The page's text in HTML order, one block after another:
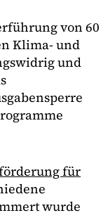
von 60
Klima- und
und
für
wurde